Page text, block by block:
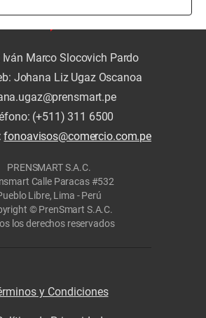
Iván Marco Slocovich Pardo
Johana Liz Ugaz Oscanoa
(+511) 311 6500
fonoavisos@comercio.com.pe
PRENSMART S.A.C.
Calle Paracas #532
Libre, Lima - Perú
© PrenSmart S.A.C.
los derechos reservados
y Condiciones